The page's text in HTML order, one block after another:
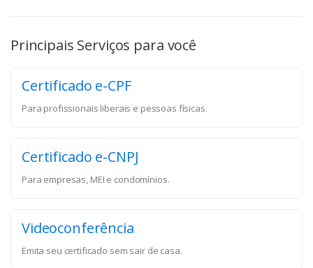
Principais Serviços para você
Certificado e-CPF
Para profissionais liberais e pessoas físicas.
Certificado e-CNPJ
Para empresas, MEI e condomínios.
Videoconferência
Emita seu certificado sem sair de casa.